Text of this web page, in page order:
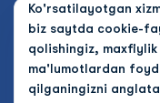
Ko'rsatilayotgan
biz saytda cookie-
qolishingiz,
ma'lumotlardan
qilganingizni